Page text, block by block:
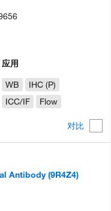
对比
应用
WB
IHC (P)
ICC/IF
Flow
Antibody (9R4Z4)